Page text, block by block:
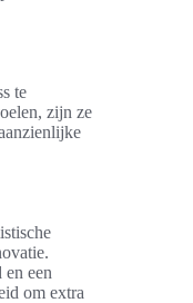
te
zijn ze
een
om extra